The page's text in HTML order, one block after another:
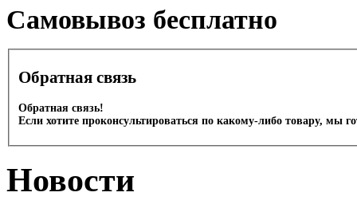
Cамовывоз бесплатно
Обратная связь
Обратная связь!
Если хотите проконсультироваться по какому-либо товару, мы
Новости